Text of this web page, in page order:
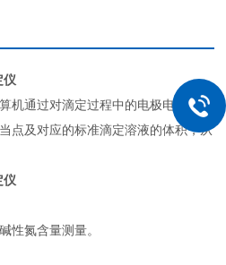
仪
机通过对滴定过程中的电极电位及滴
点及对应的标准滴定溶液的体积，从
仪
性氮含量测量。